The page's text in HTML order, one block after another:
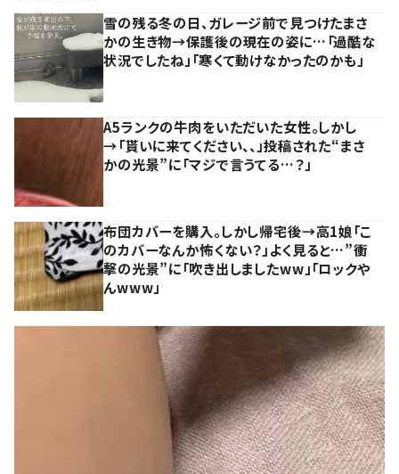
雪の残る冬の日、ガレージ前で見つけたまさ
かの生き物→保護後の現在の姿に…「過酷な
状況でしたね」「寒くて動けなかったのかも」
A5ランクの牛肉をいただいた女性。しかし
→「貰いに来てください、、」投稿された“まさ
かの光景”に「マジで言うてる…？」
布団カバーを購入。しかし帰宅後→高1娘「こ
のカバーなんか怖くない？」よく見ると…”衝
撃の光景”に「吹き出しましたww」「ロックや
んwww」